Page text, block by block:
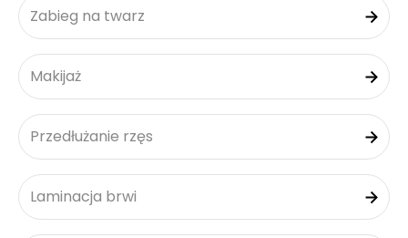
Zabieg na twarz
Makijaż
Przedłużanie rzęs
Laminacja brwi